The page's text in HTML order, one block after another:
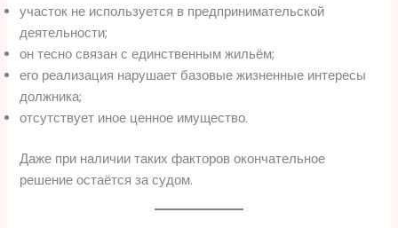
участок не используется в предпринимательской
деятельности;
он тесно связан с единственным жильём;
его реализация нарушает базовые жизненные интересы
должника;
отсутствует иное ценное имущество.
Даже при наличии таких факторов окончательное
решение остаётся за судом.